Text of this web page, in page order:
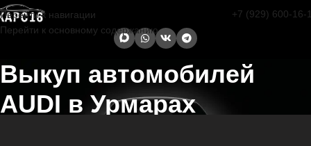
Перейти к навигации
Перейти к основному содержанию
+7 (929) 600-16-
Выкуп автомобилей
AUDI в Урмарах